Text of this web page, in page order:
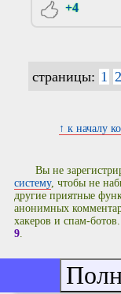
+4
страницы: 1 2
↑ к началу
Вы не
систему, чтобы не
другие приятные
анонимных
хакеров и спам-
9.
Добавить